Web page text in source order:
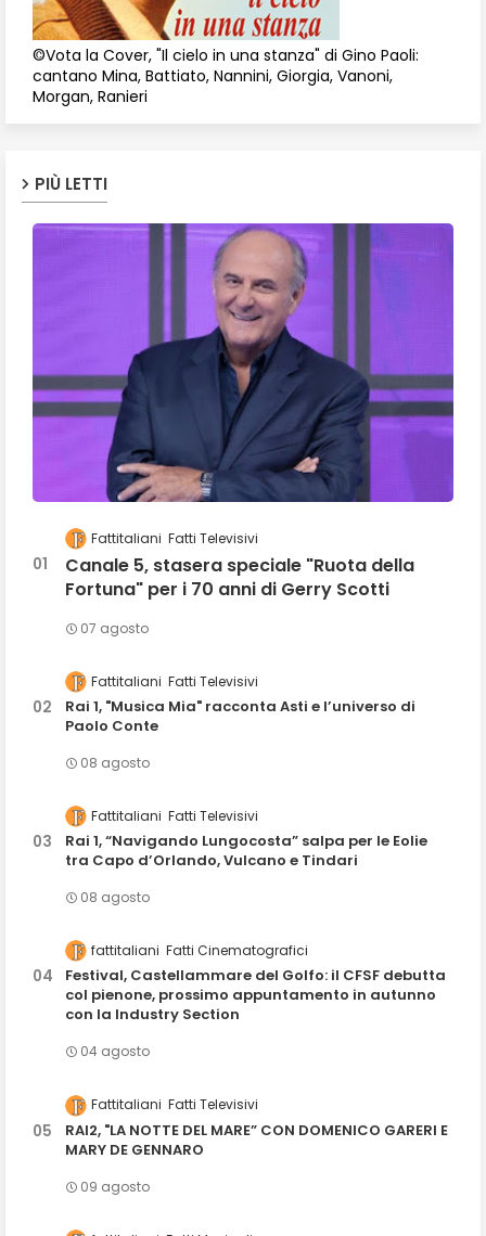
©Vota la Cover, "Il cielo in una stanza" di Gino Paoli:
cantano Mina, Battiato, Nannini, Giorgia, Vanoni,
Morgan, Ranieri
PIÙ LETTI
Fattitaliani Fatti Televisivi
Canale 5, stasera speciale "Ruota della
Fortuna" per i 70 anni di Gerry Scotti
07 agosto
Fattitaliani Fatti Televisivi
Rai 1, "Musica Mia" racconta Asti e l’universo di
Paolo Conte
08 agosto
Fattitaliani Fatti Televisivi
Rai 1, “Navigando Lungocosta” salpa per le Eolie
tra Capo d’Orlando, Vulcano e Tindari
08 agosto
fattitaliani Fatti Cinematografici
Festival, Castellammare del Golfo: il CFSF debutta
col pienone, prossimo appuntamento in autunno
con la Industry Section
04 agosto
Fattitaliani Fatti Televisivi
RAI2, "LA NOTTE DEL MARE” CON DOMENICO GARERI E
MARY DE GENNARO
09 agosto